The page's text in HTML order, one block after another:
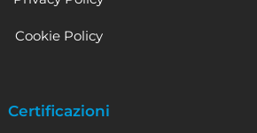
Cookie Policy
Certificazioni